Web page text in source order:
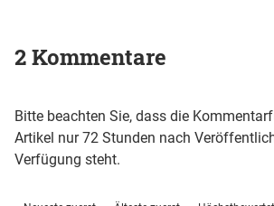
2 Kommentare
Bitte beachten Sie, dass die
Artikel nur 72 Stunden nach
Verfügung steht.